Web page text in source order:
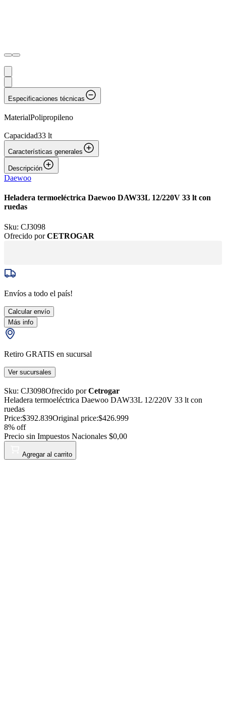
Especificaciones técnicas
MaterialPolipropileno
Capacidad33 lt
Características generales
Descripción
Daewoo
Heladera termoeléctrica Daewoo DAW33L 12/220V 33 lt con
ruedas
Sku: CJ3098
Ofrecido porCETROGAR
Envíos a todo el país!
Calcular envío
Más info
Retiro GRATIS en sucursal
Ver sucursales
Sku: CJ3098Ofrecido porCetrogar
Heladera termoeléctrica Daewoo DAW33L 12/220V 33 lt con
ruedas
Price:$392.839Original price:$426.999
8% off
Precio sin Impuestos Nacionales $0,00
Agregar al carrito